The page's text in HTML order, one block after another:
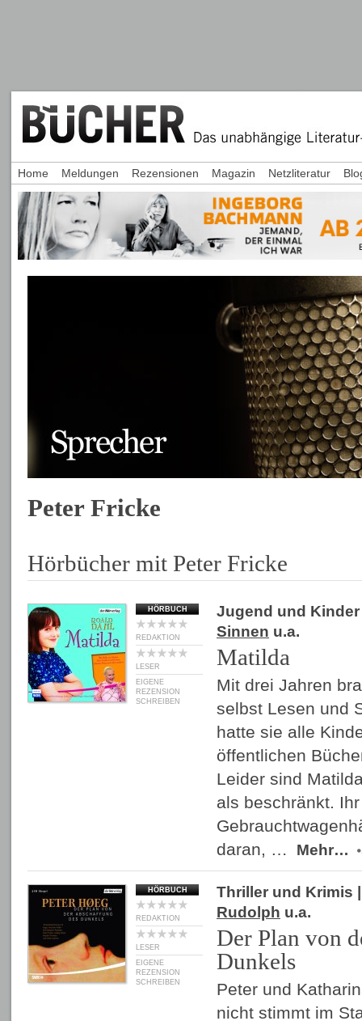
Peter Fricke
Hörbücher mit Peter Fricke
HÖRBUCH
REDAKTION
LESER
EIGENE
REZENSION
SCHREIBEN
Jugend und Kinder
Sinnen u.a.
Matilda
Mit drei Jahren
selbst Lesen und
hatte sie alle
öffentlichen
Leider sind
als beschränkt.
daran, …
Mehr…
HÖRBUCH
REDAKTION
LESER
EIGENE
REZENSION
SCHREIBEN
Thriller und Krimis
Rudolph u.a.
Der Plan von
Dunkels
Peter und
nicht stimmt im
Home Meldungen Rezensionen Magazin Netzliteratur